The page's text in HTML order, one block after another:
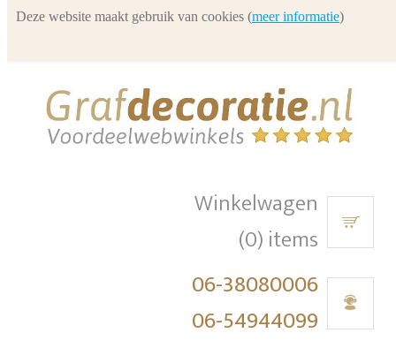
Winkelwagen
(0) items
06-38080006
06-54944099
Deze website maakt gebruik van cookies (meer informatie)